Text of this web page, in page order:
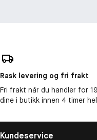
Rask levering og fri frakt
Fri frakt når du handler for
dine i butikk innen 4 timer
Kundeservice